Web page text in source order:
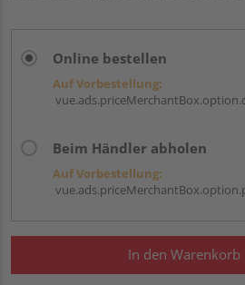
Online bestellen
Auf Vorbestellung:
Beim Händler abholen
Auf Vorbestellung:
In den Warenkorb